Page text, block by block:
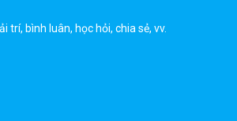
trí, bình luân, học hỏi, chia sẻ, vv.